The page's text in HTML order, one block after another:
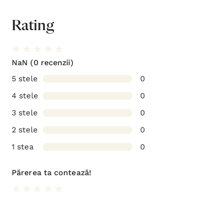
Rating
NaN (0 recenzii)
5 stele
0
4 stele
0
3 stele
0
2 stele
0
1 stea
0
Părerea ta contează!